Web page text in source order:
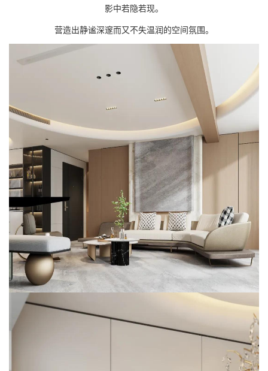
影中若隐若现。
营造出静谧深邃而又不失温润的空间氛围。